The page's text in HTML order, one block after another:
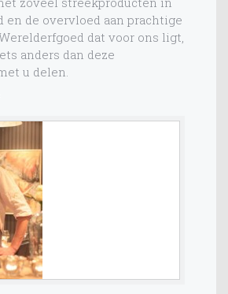
en de overvloed aan prachtige
dat voor ons ligt,
anders dan deze
u delen.